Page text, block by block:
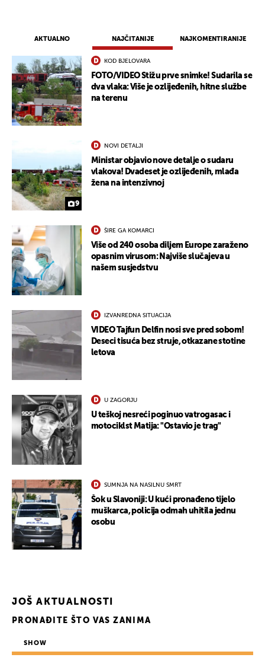
AKTUALNO NAJČITANIJE NAJKOMENTIRANIJE
KOD BJELOVARA
FOTO/VIDEO Stižu prve snimke! Sudarila se
dva vlaka: Više je ozlijeđenih, hitne službe
na terenu
9
NOVI DETALJI
Ministar objavio nove detalje o sudaru
vlakova! Dvadeset je ozlijeđenih, mlađa
žena na intenzivnoj
ŠIRE GA KOMARCI
Više od 240 osoba diljem Europe zaraženo
opasnim virusom: Najviše slučajeva u
našem susjedstvu
IZVANREDNA SITUACIJA
VIDEO Tajfun Delfin nosi sve pred sobom!
Deseci tisuća bez struje, otkazane stotine
letova
U ZAGORJU
U teškoj nesreći poginuo vatrogasac i
motociklst Matija: "Ostavio je trag"
SUMNJA NA NASILNU SMRT
Šok u Slavoniji: U kući pronađeno tijelo
muškarca, policija odmah uhitila jednu
osobu
JOŠ AKTUALNOSTI
PRONAĐITE ŠTO VAS ZANIMA
SHOW
UKLJUČITE NOTIFIKACIJE